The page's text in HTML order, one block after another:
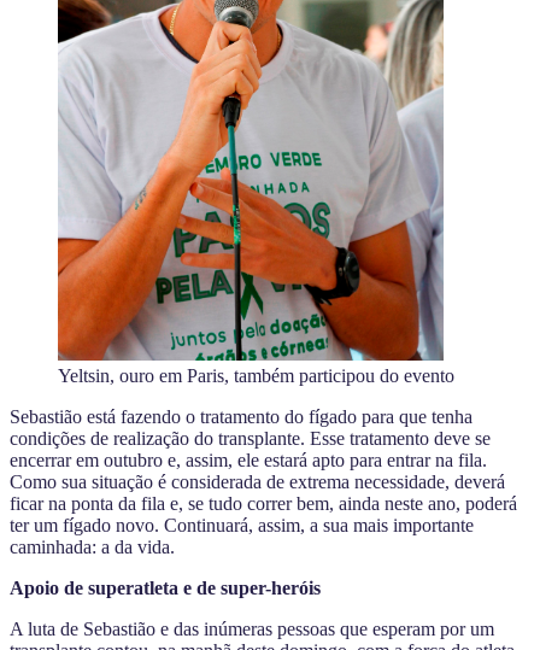
Yeltsin, ouro em Paris, também participou do evento
Sebastião está fazendo o tratamento do fígado para que tenha
condições de realização do transplante. Esse tratamento deve se
encerrar em outubro e, assim, ele estará apto para entrar na fila.
Como sua situação é considerada de extrema necessidade, deverá
ficar na ponta da fila e, se tudo correr bem, ainda neste ano, poderá
ter um fígado novo. Continuará, assim, a sua mais importante
caminhada: a da vida.
Apoio de superatleta e de super-heróis
A luta de Sebastião e das inúmeras pessoas que esperam por um